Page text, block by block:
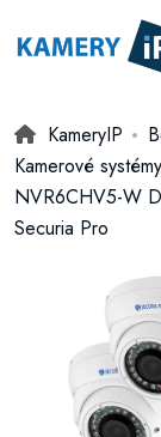
KameryIP
Kamerové systémy
NVR6CHV5-W
Securia Pro